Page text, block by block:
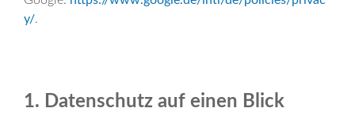
y/.
1. Datenschutz auf einen Blick